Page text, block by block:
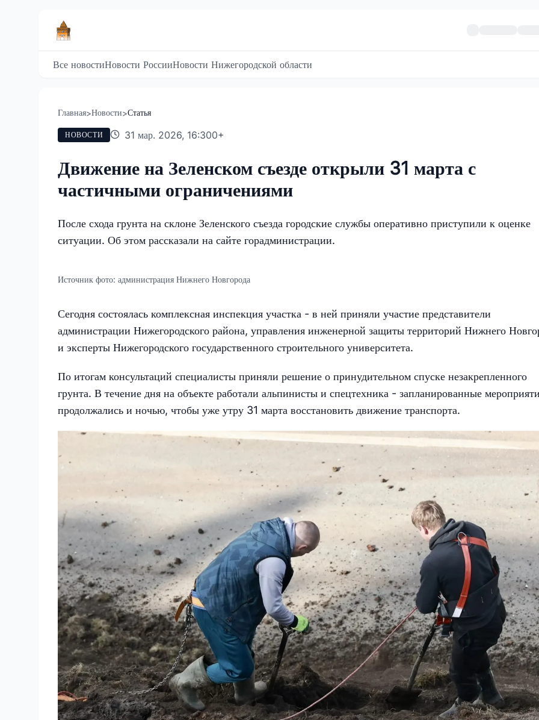
Все новостиНовости РоссииНовости Нижегородской области
Главная>Новости>Статья
НОВОСТИ 31 мар. 2026, 16:300+
Движение на Зеленском съезде открыли 31 марта с
частичными ограничениями
После схода грунта на склоне Зеленского съезда городские службы оперативно приступили к оценке
ситуации. Об этом рассказали на сайте горадминистрации.
Источник фото: администрация Нижнего Новгорода
Сегодня состоялась комплексная инспекция участка - в ней приняли участие представители
администрации Нижегородского района, управления инженерной защиты территорий Нижнего
и эксперты Нижегородского государственного строительного университета.
По итогам консультаций специалисты приняли решение о принудительном спуске незакрепленного
грунта. В течение дня на объекте работали альпинисты и спецтехника - запланированные
продолжались и ночью, чтобы уже утру 31 марта восстановить движение транспорта.